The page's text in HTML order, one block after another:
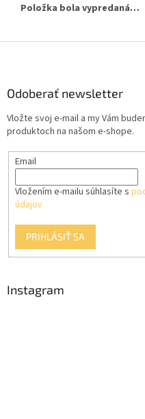
Položka bola vypredaná…
Odoberať newsletter
Vložte svoj e-mail a my Vám
produktoch na našom e-shope.
Email
Vložením e-mailu súhlasíte s
údajov
PRIHLÁSIŤ SA
Instagram